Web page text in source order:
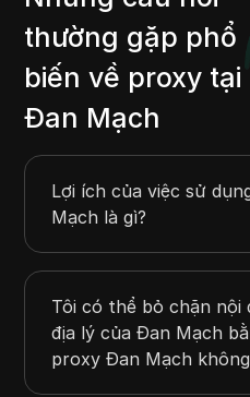
thường gặp phổ
biến về proxy tại
Đan Mạch
Lợi ích của việc sử
Mạch là gì?
Tôi có thể bỏ chặn nội
địa lý của Đan Mạch
proxy Đan Mạch